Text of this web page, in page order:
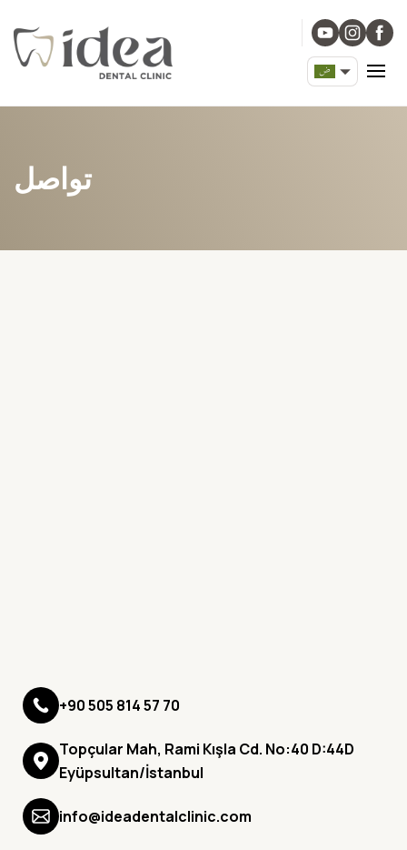
تواصل
+90 505 814 57 70
Topçular Mah, Rami Kışla Cd. No:40 D:44D
Eyüpsultan/İstanbul
info@ideadentalclinic.com